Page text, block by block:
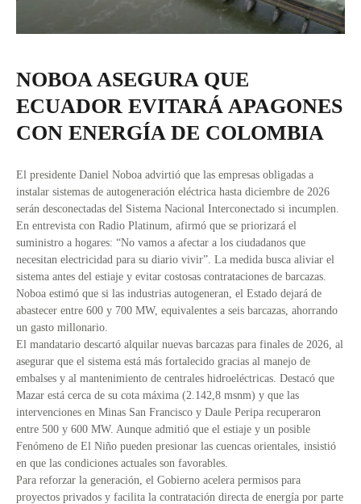
NOBOA ASEGURA QUE
ECUADOR EVITARÁ APAGONES
CON ENERGÍA DE COLOMBIA
El presidente Daniel Noboa advirtió que las empresas obligadas a
instalar sistemas de autogeneración eléctrica hasta diciembre de 2026
serán desconectadas del Sistema Nacional Interconectado si incumplen.
En entrevista con Radio Platinum, afirmó que se priorizará el
suministro a hogares: “No vamos a afectar a los ciudadanos que
necesitan electricidad para su diario vivir”. La medida busca aliviar el
sistema antes del estiaje y evitar costosas contrataciones de barcazas.
Noboa estimó que si las industrias autogeneran, el Estado dejará de
abastecer entre 600 y 700 MW, equivalentes a seis barcazas, ahorrando
un gasto millonario.
El mandatario descartó alquilar nuevas barcazas para finales de 2026, al
asegurar que el sistema está más fortalecido gracias al manejo de
embalses y al mantenimiento de centrales hidroeléctricas. Destacó que
Mazar está cerca de su cota máxima (2.142,8 msnm) y que las
intervenciones en Minas San Francisco y Daule Peripa recuperaron
entre 500 y 600 MW. Aunque admitió que el estiaje y un posible
Fenómeno de El Niño pueden presionar las cuencas orientales, insistió
en que las condiciones actuales son favorables.
Para reforzar la generación, el Gobierno acelera permisos para
proyectos privados y facilita la contratación directa de energía por parte